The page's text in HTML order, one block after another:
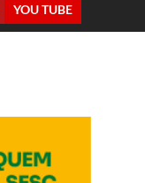
YOU TUBE